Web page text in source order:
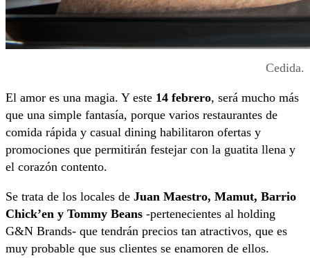
Cedida.
El amor es una magia. Y este 14 febrero, será mucho más
que una simple fantasía, porque varios restaurantes de
comida rápida y casual dining habilitaron ofertas y
promociones que permitirán festejar con la guatita llena y
el corazón contento.
Se trata de los locales de Juan Maestro, Mamut, Barrio
Chick’en y Tommy Beans -pertenecientes al holding
G&N Brands- que tendrán precios tan atractivos, que es
muy probable que sus clientes se enamoren de ellos.